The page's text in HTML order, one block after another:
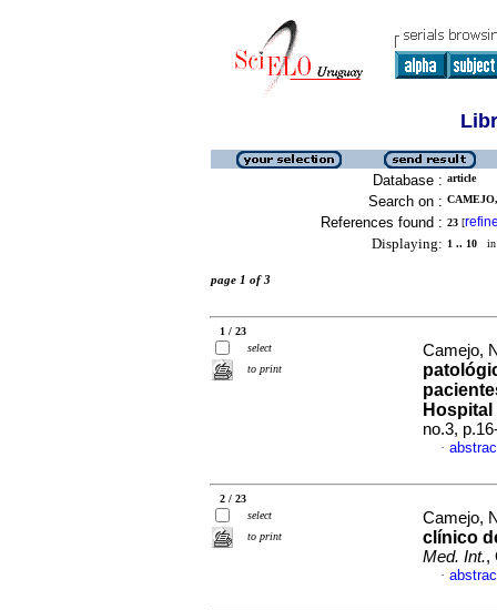
Database : article
Search on :
References found : 23 [
Displaying: 1 .. 10 in
page 1 of 3
1 / 23
select
to print
Camejo,
no.3,
·
2 / 23
select
to print
Camejo,
clínico
Med. Int.,
·